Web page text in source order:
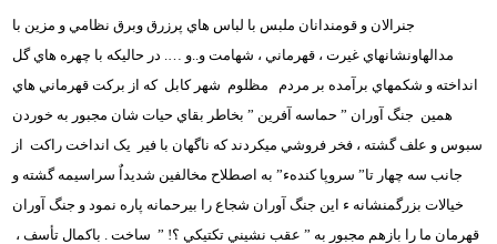
جنرالان و قومندانان ملبس با لباس هاي پرزرق وبرق نظامي و مزين با
مدالهاونشانهاي غيرت ، قهرماني ، شهامت و..و …. در حاليکه با چهره هاي گل
انداخته و شکمهاي برآمده بر مردم مظلوم شهر کابل که از برکت قهرماني هاي
همين جنگ آوران ” حماسه آفرين ” بخاطر بقاي حيات شان مجبور به خوردن
سبوس و علف گشته ، فخر فروشي ميکردند که ناگهان با فير يک انداخت راکت از
جانب سه چهار تا” سروپا کندهء” به اصطلاح مخالفين شديداٌ سراسيمه گشته و
خيالات بزرگمنشانه ء اين جنگ آوران شجاع را بيرحمانه پاره نمود و جنگ آوران
قهرمان ما را بازهم مجبور به ” عقب نشيني تکتيکي ؟! ” ساخت . باکمال تأسف ،